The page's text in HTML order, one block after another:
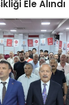
Ele Alındı